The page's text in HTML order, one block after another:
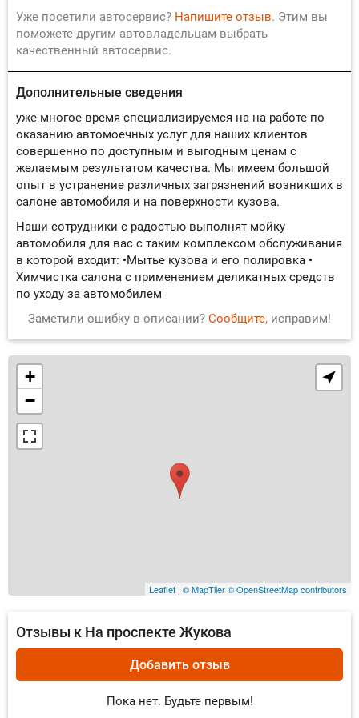
09:00-20:00
Сб
09:00-20:00
Вс
09:00-20:00
Пн 09:00-20:00
Вт
09:00-20:00
Ср
09:00-20:00
Уже посетили автосервис? Напишите отзыв. Этим вы
поможете другим автовладельцам выбрать
качественный автосервис.
Дополнительные сведения
уже многое время специализируемся на на работе по
оказанию автомоечных услуг для наших клиентов
совершенно по доступным и выгодным ценам с
желаемым результатом качества. Мы имеем большой
опыт в устранение различных загрязнений возникших в
салоне автомобиля и на поверхности кузова.
Наши сотрудники с радостью выполнят мойку
автомобиля для вас с таким комплексом обслуживания
в которой входит: •Мытье кузова и его полировка •
Химчистка салона с применением деликатных средств
по уходу за автомобилем
Заметили ошибку в описании? Сообщите, исправим!
+
−
Leaflet | © MapTiler© OpenStreetMap contributors
Отзывы к На проспекте Жукова
Добавить отзыв
Пока нет. Будьте первым!